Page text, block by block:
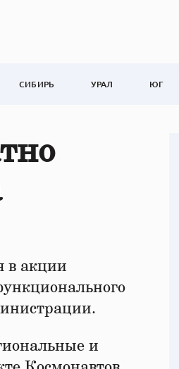
СИБИРЬ УРАЛ ЮГ
в акции
и